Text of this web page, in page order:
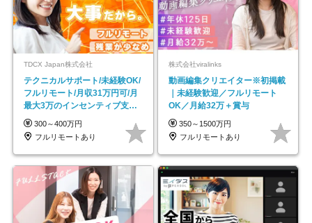
TDCX Japan株式会社
テクニカルサポート/未経験OK/
フルリモート/月収31万円可/月
最大3万のインセンティブ支給/
平均年齢33歳
300～400万円
フルリモートあり
株式会社viralinks
動画編集クリエイター※初掲載
｜未経験歓迎／フルリモート
OK／月給32万＋賞与
350～1500万円
フルリモートあり